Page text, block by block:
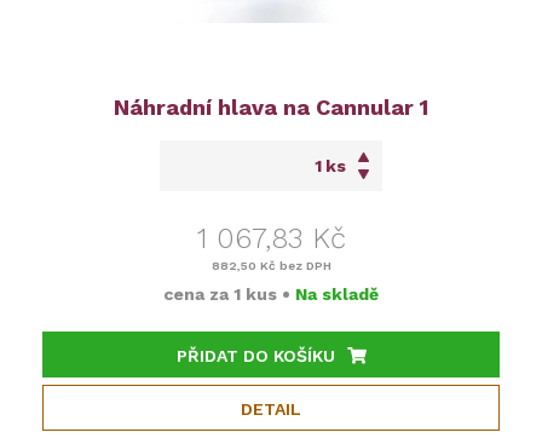
Náhradní hlava na Cannular 1
ks
1 067,83 Kč
882,50 Kč bez DPH
cena za 1 kus • Na skladě
PŘIDAT DO KOŠÍKU
DETAIL